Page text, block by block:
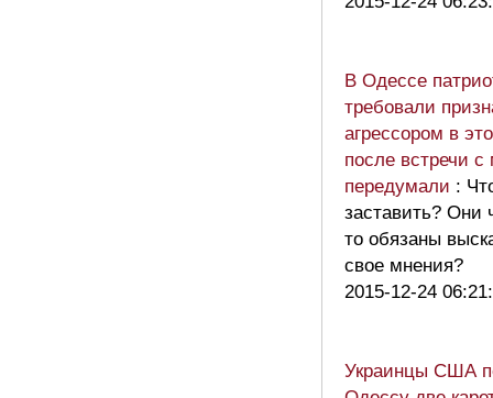
В Одессе
требовали
агрессором в
после встречи
передумали :
заставить? Они
то обязаны
свое мнения?
2015-12-24
Украинцы США